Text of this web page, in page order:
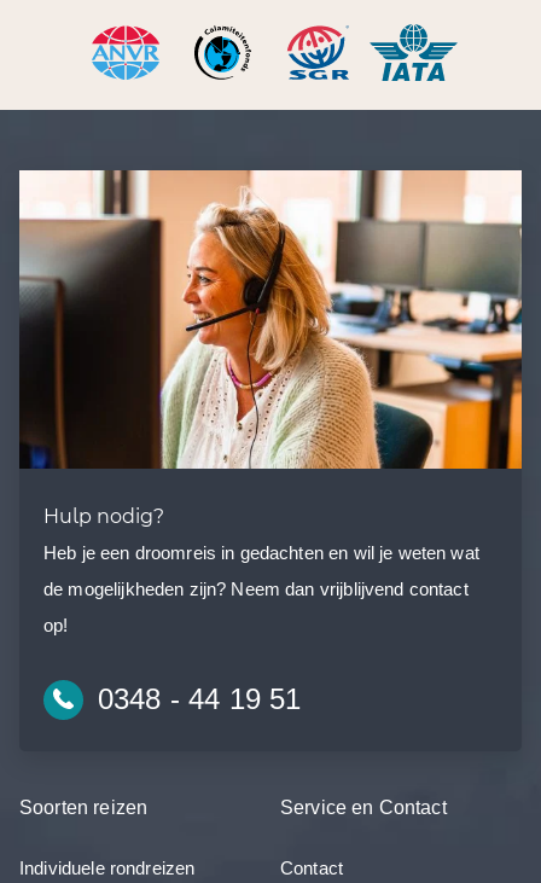
Hulp nodig?
Heb je een droomreis in gedachten en wil je weten wat
de mogelijkheden zijn? Neem dan vrijblijvend contact
op!
0348 - 44 19 51
Soorten reizen
Individuele rondreizen
Service en Contact
Contact